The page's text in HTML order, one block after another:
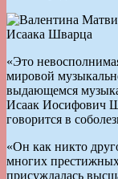
«Это
мировой
выдающемся
Исаак Иосифович
говорится в
«Он как никто
многих
присуждалась